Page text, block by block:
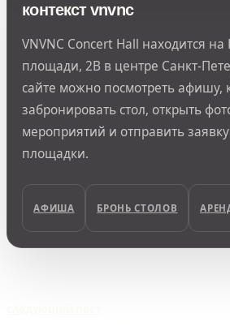
контекст vnvnc
VNVNC Concert Hall находится
площади, 2В в центре Санкт-
сайте можно посмотреть афишу,
забронировать стол, открыть
мероприятий и отправить
площадки.
АФИША БРОНЬ СТОЛОВ